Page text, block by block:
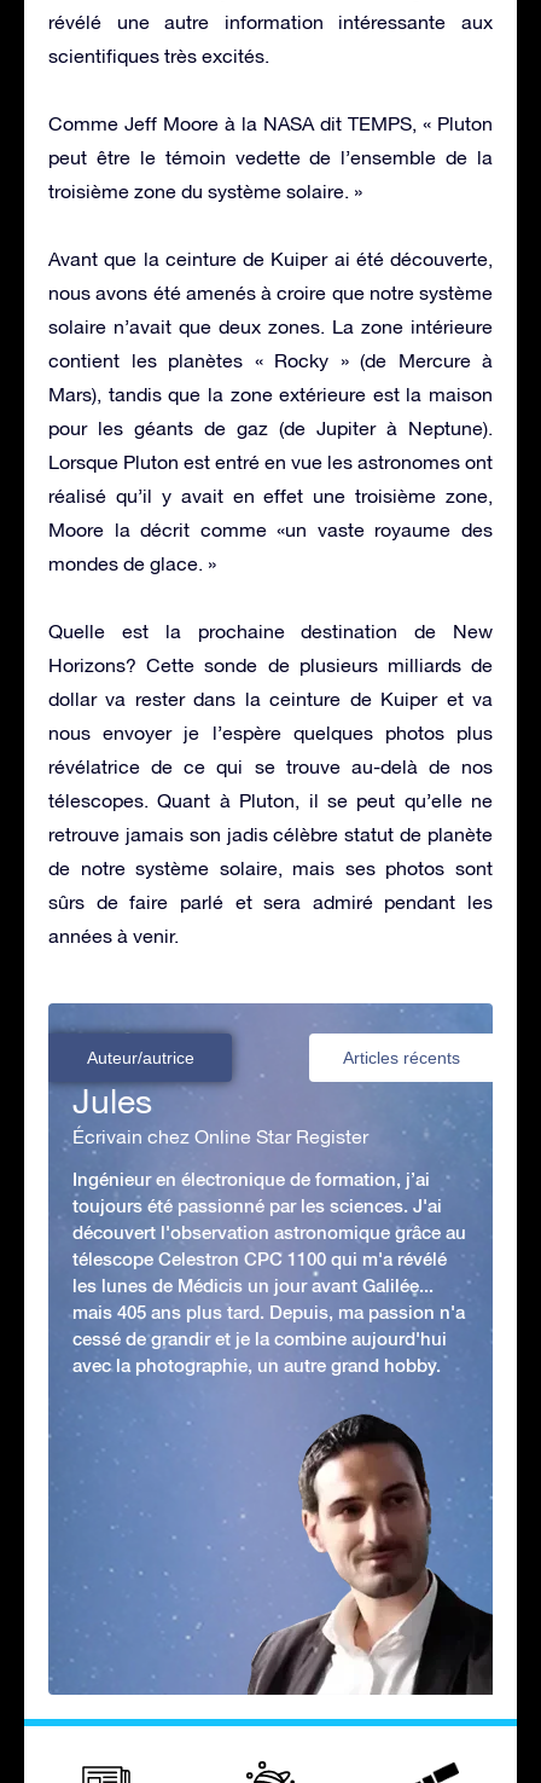
révélé une autre information intéressante aux
scientifiques très excités.
Comme Jeff Moore à la NASA dit TEMPS, « Pluton
peut être le témoin vedette de l’ensemble de la
troisième zone du système solaire. »
Avant que la ceinture de Kuiper ai été découverte,
nous avons été amenés à croire que notre système
solaire n’avait que deux zones. La zone intérieure
contient les planètes « Rocky » (de Mercure à
Mars), tandis que la zone extérieure est la maison
pour les géants de gaz (de Jupiter à Neptune).
Lorsque Pluton est entré en vue les astronomes ont
réalisé qu’il y avait en effet une troisième zone,
Moore la décrit comme «un vaste royaume des
mondes de glace. »
Quelle est la prochaine destination de New
Horizons? Cette sonde de plusieurs milliards de
dollar va rester dans la ceinture de Kuiper et va
nous envoyer je l’espère quelques photos plus
révélatrice de ce qui se trouve au-delà de nos
télescopes. Quant à Pluton, il se peut qu’elle ne
retrouve jamais son jadis célèbre statut de planète
de notre système solaire, mais ses photos sont
sûrs de faire parlé et sera admiré pendant les
années à venir.
Auteur/autrice Articles récents
Jules
Écrivain chez Online Star Register
Ingénieur en électronique de formation, j’ai
toujours été passionné par les sciences. J'ai
découvert l'observation astronomique grâce au
télescope Celestron CPC 1100 qui m'a révélé
les lunes de Médicis un jour avant Galilée...
mais 405 ans plus tard. Depuis, ma passion n'a
cessé de grandir et je la combine aujourd'hui
avec la photographie, un autre grand hobby.